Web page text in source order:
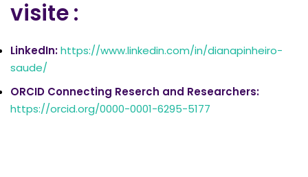
visite :
LinkedIn:https://www.linkedin.com/in/dianapinheiro-
saude/
ORCID Connecting Reserch and Researchers:
https://orcid.org/0000-0001-6295-5177